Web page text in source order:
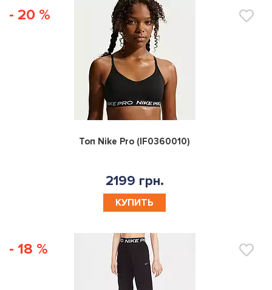
- 20 %
0
Топ Nike Pro (IF0360010)
2199 грн.
КУПИТЬ
- 18 %